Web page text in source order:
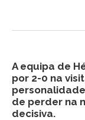
A equipa de
por 2-0 na
de perder na
decisiva.